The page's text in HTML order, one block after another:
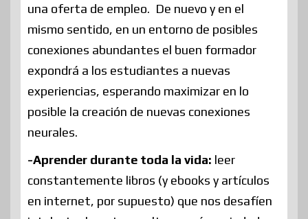
una oferta de empleo. De nuevo y en el
mismo sentido, en un entorno de posibles
conexiones abundantes el buen formador
expondrá a los estudiantes a nuevas
experiencias, esperando maximizar en lo
posible la creación de nuevas conexiones
neurales.
-Aprender durante toda la vida: leer
constantemente libros (y ebooks y artículos
en internet, por supuesto) que nos desafíen